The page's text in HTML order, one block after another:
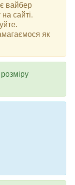
вайбер
сайті.
як